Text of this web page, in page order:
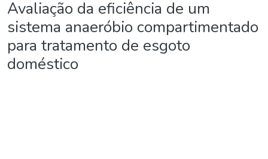
Avaliação da eficiência de um
sistema anaeróbio compartimentado
para tratamento de esgoto
doméstico